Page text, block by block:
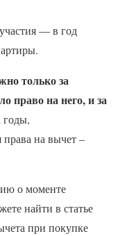
— в год
только за
право на него, и за
годы,
на вычет –
о моменте
найти в статье
при покупке